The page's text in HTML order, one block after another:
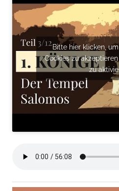
Bitte hier klicken,
Cookies zu
zu